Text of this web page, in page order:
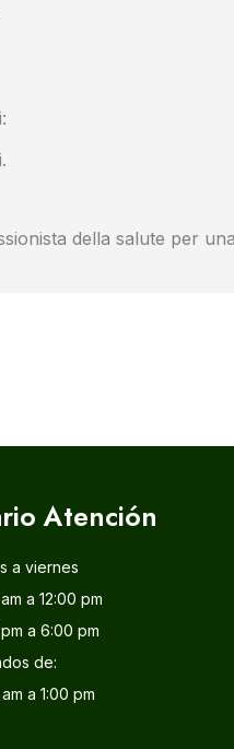
della salute per
Atención
a viernes
a 12:00 pm
a 6:00 pm
de:
a 1:00 pm